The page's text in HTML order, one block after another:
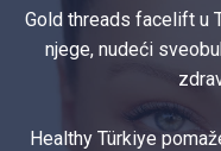
n
Gold threads facelift u
njege, nudeći
Healthy Türkiye